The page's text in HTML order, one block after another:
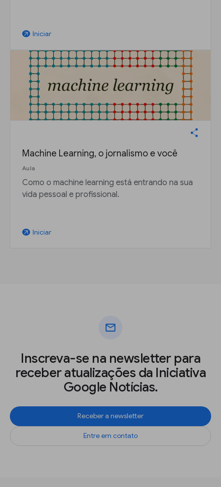
arrow_outward Iniciar
Machine Learning, o jornalismo e você
Aula
Como o machine learning está entrando na sua
vida pessoal e profissional.
arrow_outward Iniciar
mail
Inscreva-se na newsletter para
receber atualizações da Iniciativa
Google Notícias.
Receber a newsletter
Entre em contato